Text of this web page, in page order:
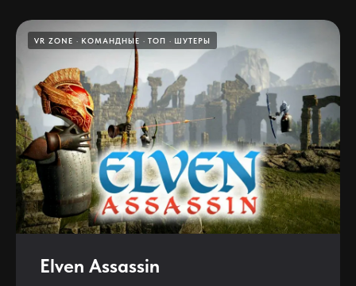
VR ZONE КОМАНДНЫЕ ТОП ШУТЕРЫ
Elven Assassin